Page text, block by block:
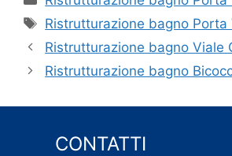
Tag
Ristrutturazione bagno Porta
Ristrutturazione bagno Viale
Ristrutturazione bagno
CONTATTI